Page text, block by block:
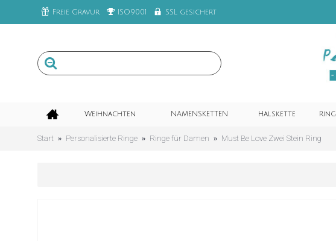
Freie Gravur ISO9001 SSL gesichert
Weihnachten NAMENSKETTEN Halskette Ring
Start Personalisierte Ringe Ringe für Damen Must Be Love Zwei Stein Ring